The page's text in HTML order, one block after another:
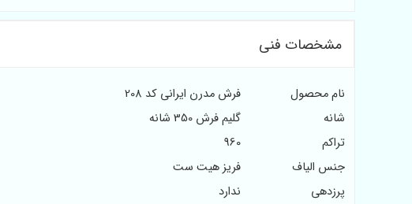
مشخصات فنی
نام محصول
فرش مدرن ایرانی کد 208
شانه
گلیم فرش 350 شانه
تراکم
960
جنس الیاف
فریز هیت ست
پرزدهی
ندارد